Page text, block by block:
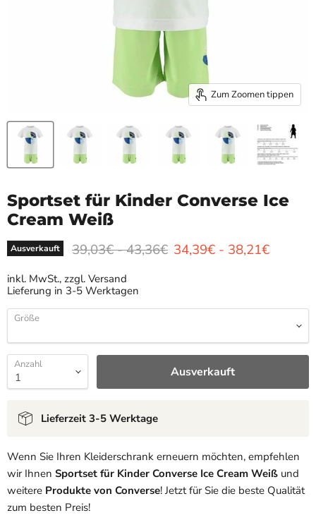
Zum Zoomen tippen
Sportset für Kinder Converse Ice
Cream Weiß
Ausverkauft Ursprünglicher Preis
39,03€-Ursprünglicher Preis
43,36€ 34,39€ - 38,21€
inkl. MwSt., zzgl. Versand
Lieferung in 3-5 Werktagen
Größe
Anzahl Ausverkauft
Lieferzeit 3-5 Werktage
Wenn Sie Ihren Kleiderschrank erneuern möchten, empfehlen
wir Ihnen Sportset für Kinder Converse Ice Cream Weiß und
weitere Produkte von Converse! Jetzt für Sie die beste Qualität
zum besten Preis!